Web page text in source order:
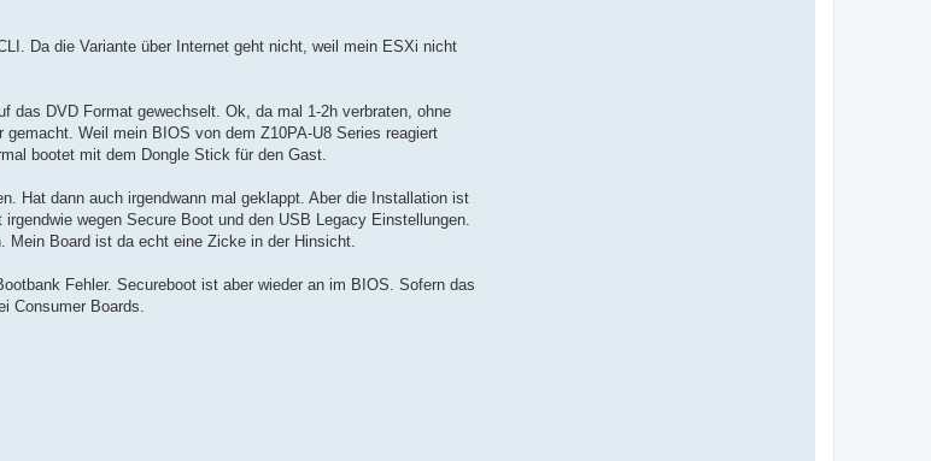
Da die Variante über Internet geht nicht, weil mein ESXi nicht
das DVD Format gewechselt. Ok, da mal 1-2h verbraten, ohne
Weil mein BIOS von dem Z10PA-U8 Series reagiert
bootet mit dem Dongle Stick für den Gast.
Hat dann auch irgendwann mal geklappt. Aber die Installation ist
wegen Secure Boot und den USB Legacy Einstellungen.
Board ist da echt eine Zicke in der Hinsicht.
Fehler. Secureboot ist aber wieder an im BIOS. Sofern das
Consumer Boards.